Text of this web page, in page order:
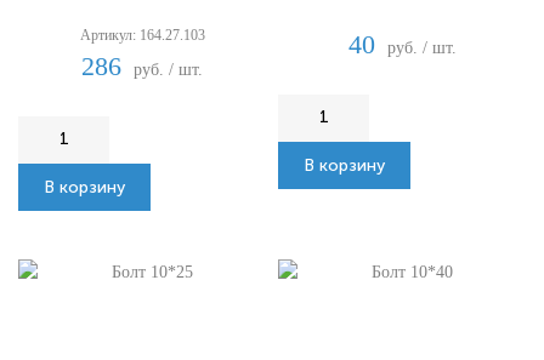
Артикул: 164.27.103
286 руб. / шт.
В корзину
40
руб. / шт.
В корзину